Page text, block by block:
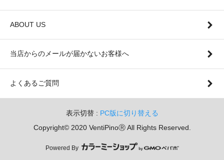
ABOUT US
当店からのメールが届かないお客様へ
よくあるご質問
表示切替 : PC版に切り替える
Copyright© 2020 VentiPinoⓇ All Rights Reserved.
Powered By